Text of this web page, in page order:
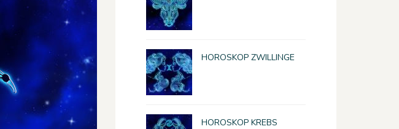
HOROSKOP ZWILLINGE
HOROSKOP KREBS